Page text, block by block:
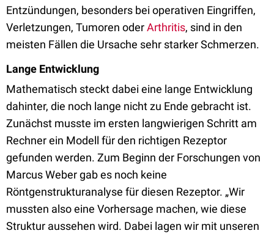
Entzündungen, besonders bei operativen Eingriffen,
Verletzungen, Tumoren oderArthritis, sind in den
meisten Fällen die Ursache sehr starker Schmerzen.
Lange Entwicklung
Mathematisch steckt dabei eine lange Entwicklung
dahinter, die noch lange nicht zu Ende gebracht ist.
Zunächst musste im ersten langwierigen Schritt am
Rechner ein Modell für den richtigen Rezeptor
gefunden werden. Zum Beginn der Forschungen von
Marcus Weber gab es noch keine
Röntgenstrukturanalyse für diesen Rezeptor. „Wir
mussten also eine Vorhersage machen, wie diese
Struktur aussehen wird. Dabei lagen wir mit unseren